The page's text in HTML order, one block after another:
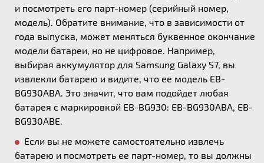
и посмотреть его парт-номер (серийный номер,
модель). Обратите внимание, что в зависимости от
года выпуска, может меняться буквенное окончание
модели батареи, но не цифровое. Например,
выбирая аккумулятор для Samsung Galaxy S7, вы
извлекли батарею и видите, что ее модель EB-
BG930ABA. Это значит, что вам подойдет любая
батарея с маркировкой EB-BG930: EB-BG930ABA, EB-
BG930ABE.
Если вы не можете самостоятельно извлечь
батарею и посмотреть ее парт-номер, то вы должны